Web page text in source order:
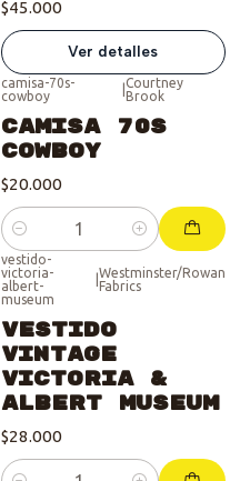
$45.000
Ver detalles
camisa-70s-
cowboy
|Courtney
Brook
Camisa 70s
Cowboy
$20.000
Cantidad
vestido-
victoria-
albert-
museum
Westminster/Rowan
Fabrics
Vestido
Vintage
Victoria &
Albert Museum
$28.000